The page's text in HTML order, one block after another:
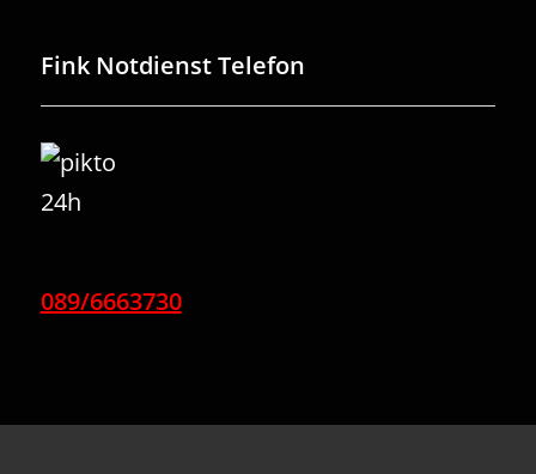
Fink Notdienst Telefon
089/6663730